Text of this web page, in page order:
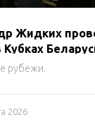
Жидких
рубежи.
2026